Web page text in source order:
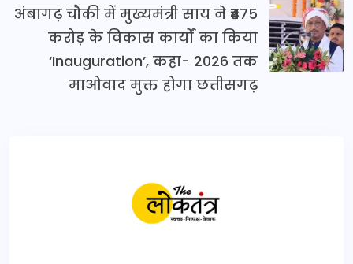
अंबागढ़ चौकी में मुख्यमंत्री साय ने ₹475
करोड़ के विकास कार्यों का किया
‘Inauguration’, कहा- 2026 तक
माओवाद मुक्त होगा छत्तीसगढ़